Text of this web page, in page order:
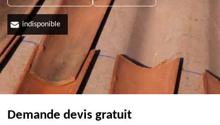
indisponible
Demande devis gratuit